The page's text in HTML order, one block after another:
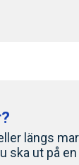
längs
ska ut på